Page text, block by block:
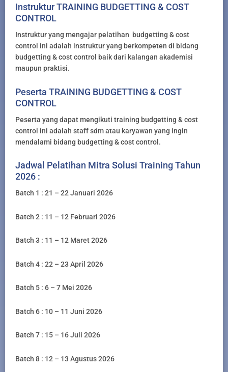
Instruktur TRAINING BUDGETTING & COST
CONTROL
Instruktur yang mengajar pelatihan budgetting & cost
control ini adalah instruktur yang berkompeten di bidang
budgetting & cost control baik dari kalangan akademisi
maupun praktisi.
Peserta TRAINING BUDGETTING & COST
CONTROL
Peserta yang dapat mengikuti training budgetting & cost
control ini adalah staff sdm atau karyawan yang ingin
mendalami bidang budgetting & cost control.
Jadwal Pelatihan Mitra Solusi Training Tahun
2026 :
Batch 1 : 21 – 22 Januari 2026
Batch 2 : 11 – 12 Februari 2026
Batch 3 : 11 – 12 Maret 2026
Batch 4 : 22 – 23 April 2026
Batch 5 : 6 – 7 Mei 2026
Batch 6 : 10 – 11 Juni 2026
Batch 7 : 15 – 16 Juli 2026
Batch 8 : 12 – 13 Agustus 2026